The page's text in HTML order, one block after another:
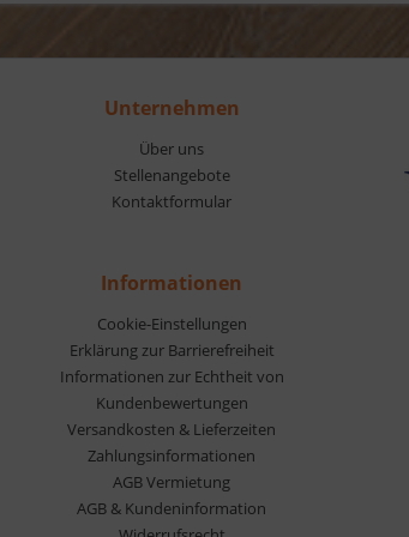
Unternehmen
Über uns
Stellenangebote
Kontaktformular
Informationen
Cookie-Einstellungen
Erklärung zur Barrierefreiheit
Informationen zur Echtheit von
Kundenbewertungen
Versandkosten & Lieferzeiten
Zahlungsinformationen
AGB Vermietung
AGB & Kundeninformation